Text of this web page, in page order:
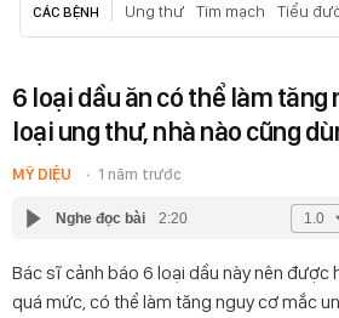
CÁC BỆNH Ung thư Tim mạch Tiểu
6 loại dầu ăn có thể làm tăng
loại ung thư, nhà nào cũng
MỸ DIỆU 1 năm trước
Nghe đọc bài 2:20
Bác sĩ cảnh báo 6 loại dầu này nên được
quá mức, có thể làm tăng nguy cơ mắc